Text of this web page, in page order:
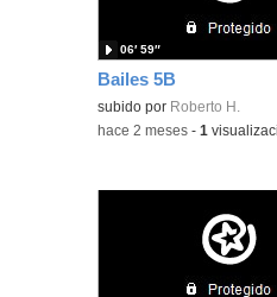
Bailes 5B
subido por Roberto H.
06′ 59″
-hace 2 meses -1